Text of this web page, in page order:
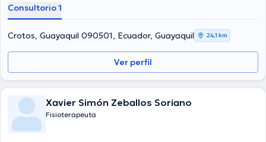
Consultorio 1
Crotos, Guayaquil 090501, Ecuador, Guayaquil 24,1 km
Ver perfil
Xavier Simón Zeballos Soriano
Fisioterapeuta